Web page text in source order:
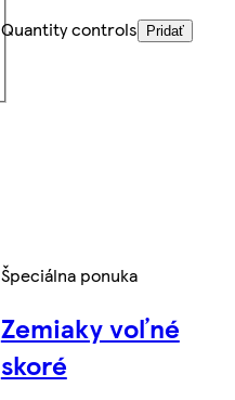
Quantity controls
Pridať
Špeciálna ponuka
Zemiaky voľné
skoré